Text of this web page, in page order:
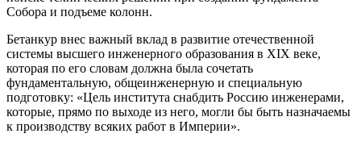
Собора и подъеме колонн.
Бетанкур внес важный вклад в развитие отечественной
системы высшего инженерного образования в XIX веке,
которая по его словам должна была сочетать
фундаментальную, общеинженерную и специальную
подготовку: «Цель института снабдить Россию инженерами,
которые, прямо по выходе из него, могли бы быть назначаемы
к производству всяких работ в Империи».